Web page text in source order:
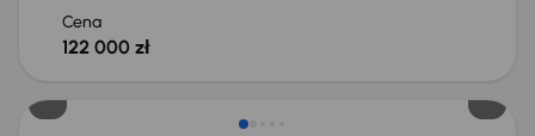
Cena
122 000 zł